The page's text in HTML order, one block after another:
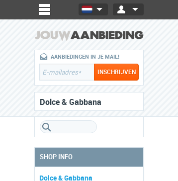
AANBIEDINGEN IN JE MAIL!
Dolce & Gabbana
SHOP INFO
Dolce & Gabbana